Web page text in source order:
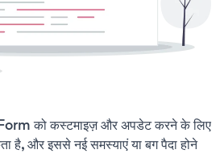
को कस्टमाइज़ और अपडेट करने के लिए
है, और इससे नई समस्याएं या बग पैदा होने